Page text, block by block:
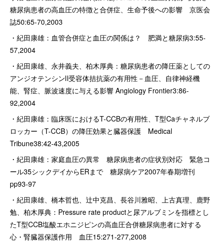
糖尿病患者の高血圧の特徴と合併症、生命予後への影響 京医会
誌50:65-70,2003
・紀田康雄：血管合併症と血圧の関係は？ 肥満と糖尿病3:55-
57,2004
・紀田康雄、永井義夫、柏木厚典：糖尿病患者の降圧薬としての
アンジオテンシンⅡ受容体拮抗薬の有用性－血圧、自律神経機
能、腎症、脈波速度に与える影響 Angiology Frontier3:86-
92,2004
・紀田康雄：臨床医におけるT-CCBの有用性、T型Caチャネルブ
ロッカー（T-CCB）の降圧効果と臓器保護 Medical
Tribune38:42-43,2005
・紀田康雄：家庭血圧の異常 糖尿病患者の症状別対応 緊急コ
ール35シックデイからERまで 糖尿病ケア2007年春期増刊
pp93-97
・紀田康雄、橋本哲也、辻中克昌、長谷川雅昭、上古真理、鹿野
勉、柏木厚典：Pressure rate productと尿アルブミンを指標とし
たT型CCB塩酸エホニジピンの高血圧合併糖尿病患者に対する
心・腎臓器保護作用 血圧15:271-277,2008